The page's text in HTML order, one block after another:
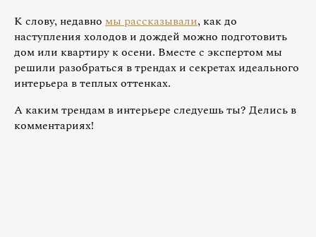
К слову, недавно мы рассказывали, как до
наступления холодов и дождей можно подготовить
дом или квартиру к осени. Вместе с экспертом мы
решили разобраться в трендах и секретах идеального
интерьера в теплых оттенках.
А каким трендам в интерьере следуешь ты? Делись в
комментариях!